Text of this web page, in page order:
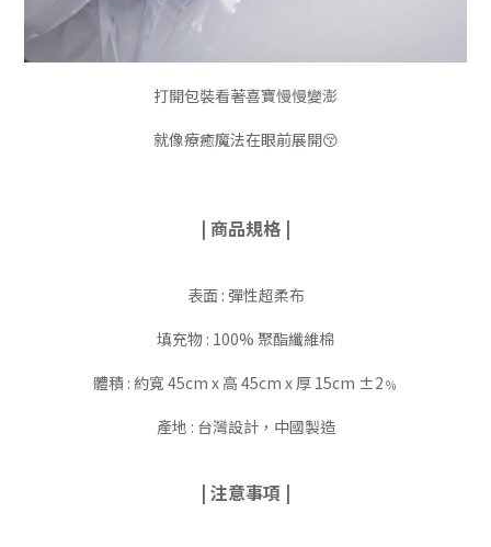
打開包裝看著喜寶慢慢變澎
就像療癒魔法在眼前展開😚
| 商品規格 |
表面 : 彈性超柔布
填充物 : 100% 聚酯纖維棉
體積 : 約寬 45cm x 高 45cm x 厚 15cm ±2﹪
產地 : 台灣設計，中國製造
| 注意事項 |